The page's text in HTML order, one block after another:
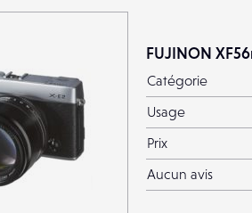
FUJINON
Catégorie
Usage
Prix
Aucun avis